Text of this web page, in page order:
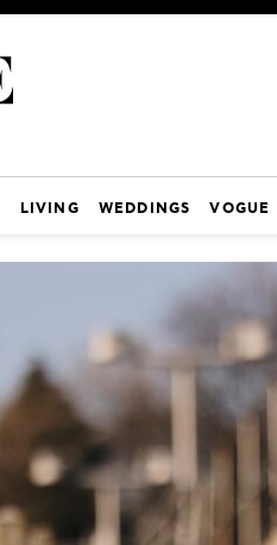
LIVING WEDDINGS VOGUE